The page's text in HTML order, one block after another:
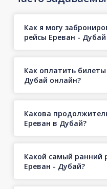
Как я могу
рейсы Ереван -
Как оплатить
Дубай онлайн?
Какова
Ереван в Дубай?
Какой самый ранний
Ереван - Дубай?